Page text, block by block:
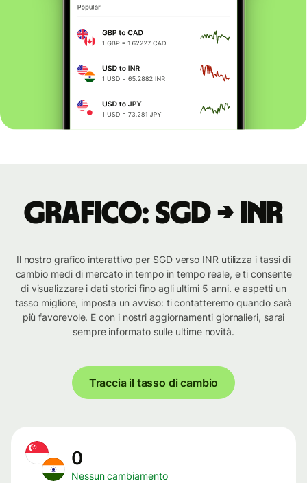
Grafico: SGD → INR
Il nostro grafico interattivo per SGD verso INR utilizza i tassi di
cambio medi di mercato in tempo in tempo reale, e ti consente
di visualizzare i dati storici fino agli ultimi 5 anni. e aspetti un
tasso migliore, imposta un avviso: ti contatteremo quando sarà
più favorevole. E con i nostri aggiornamenti giornalieri, sarai
sempre informato sulle ultime novità.
Traccia il tasso di cambio
0
Nessun cambiamento